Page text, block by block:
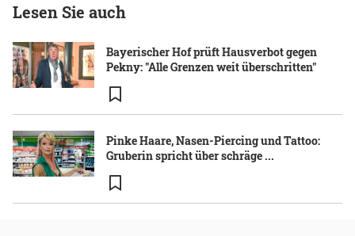
Lesen Sie auch
Bayerischer Hof prüft Hausverbot gegen
Pekny: "Alle Grenzen weit überschritten"
Pinke Haare, Nasen-Piercing und Tattoo:
Gruberin spricht über schräge ...